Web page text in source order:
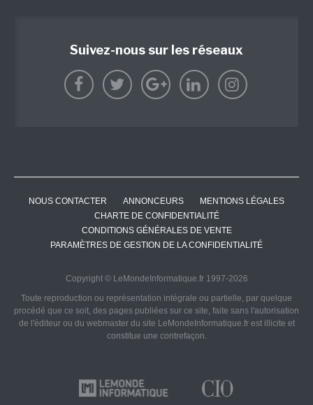
Suivez-nous sur les réseaux
NOUS CONTACTER ANNONCEURS
MENTIONS LÉGALES
CHARTE DE CONFIDENTIALITÉ
CONDITIONS GÉNÉRALES DE VENTE
PARAMÈTRES DE GESTION DE LA CONFIDENTIALITÉ
Copyright © LeMondeInformatique.fr 1997-2026
Toute reproduction ou représentation intégrale ou partielle, par quelque
procédé que ce soit, des pages publiées sur ce site, faite sans l'autorisation
de l'éditeur ou du webmaster du site LeMondeInformatique.fr est illicite et
constitue une contrefaçon.